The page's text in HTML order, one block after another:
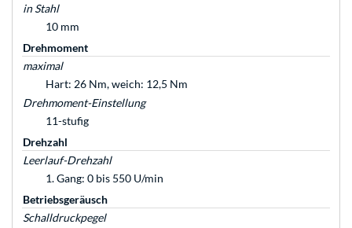
in Stahl
10 mm
Drehmoment
maximal
Hart: 26 Nm, weich: 12,5 Nm
Drehmoment-Einstellung
11-stufig
Drehzahl
Leerlauf-Drehzahl
1. Gang: 0 bis 550 U/min
Betriebsgeräusch
Schalldruckpegel